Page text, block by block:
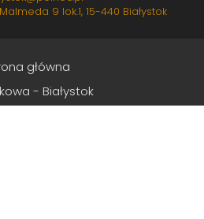
9 lok.1, 15-440 Białystok
główna
- Białystok